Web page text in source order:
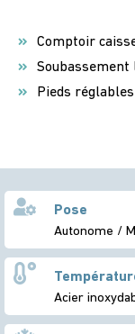
Comptoir
Soubassement
Pieds réglables
Pose
Autonome /
Acier